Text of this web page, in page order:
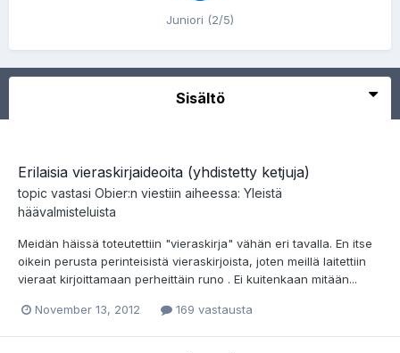
Juniori (2/5)
Sisältö
Erilaisia vieraskirjaideoita (yhdistetty ketjuja)
topic vastasi Obier:n viestiin aiheessa: Yleistä
häävalmisteluista
Meidän häissä toteutettiin "vieraskirja" vähän eri tavalla. En itse
oikein perusta perinteisistä vieraskirjoista, joten meillä laitettiin
vieraat kirjoittamaan perheittäin runo . Ei kuitenkaan mitään...
November 13, 2012 169 vastausta